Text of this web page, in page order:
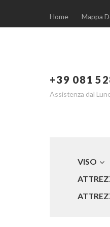
Home Mappa
+39 081
Assistenza dal
VISO